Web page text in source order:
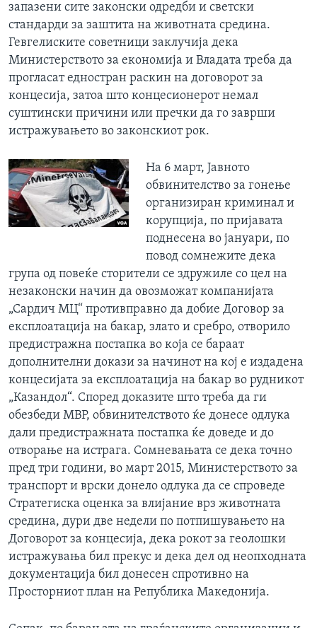
запазени сите законски одредби и светски
стандарди за заштита на животната средина.
Гевгелиските советници заклучија дека
Министерството за економија и Владата треба да
прогласат едностран раскин на договорот за
концесија, затоа што концесионерот немал
суштински причини или пречки да го заврши
истражувањето во законскиот рок.
На 6 март, Јавното
обвинителство за гонење
организиран криминал и
корупција, по пријавата
поднесена во јануари, по
повод сомнежите дека
група од повеќе сторители се здружиле со цел на
незаконски начин да овозможат компанијата
„Сардич МЦ“ противправно да добие Договор за
експлоатација на бакар, злато и сребро, отворило
предистражна постапка во која се бараат
дополнителни докази за начинот на кој е издадена
концесијата за експлоатација на бакар во рудникот
„Казандол“. Според доказите што треба да ги
обезбеди МВР, обвинителството ќе донесе одлука
дали предистражната постапка ќе доведе и до
отворање на истрага. Сомневањата се дека точно
пред три години, во март 2015, Министерството за
транспорт и врски донело одлука да се спроведе
Стратегиска оценка за влијание врз животната
средина, дури две недели по потпишувањето на
Договорот за концесија, дека рокот за геолошки
истражувања бил прекус и дека дел од неопходната
документација бил донесен спротивно на
Просторниот план на Република Македонија.